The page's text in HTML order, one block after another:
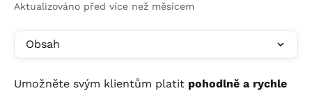
Aktualizováno před více než měsícem
Obsah
Umožněte svým klientům platit pohodlně a rychle